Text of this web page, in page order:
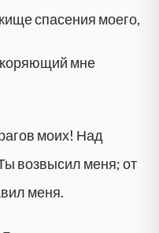
спасения моего,
мне
моих! Над
возвысил меня; от
меня.